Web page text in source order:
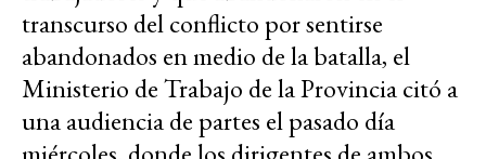
transcurso del conflicto por sentirse
abandonados en medio de la batalla, el
Ministerio de Trabajo de la Provincia citó a
una audiencia de partes el pasado día